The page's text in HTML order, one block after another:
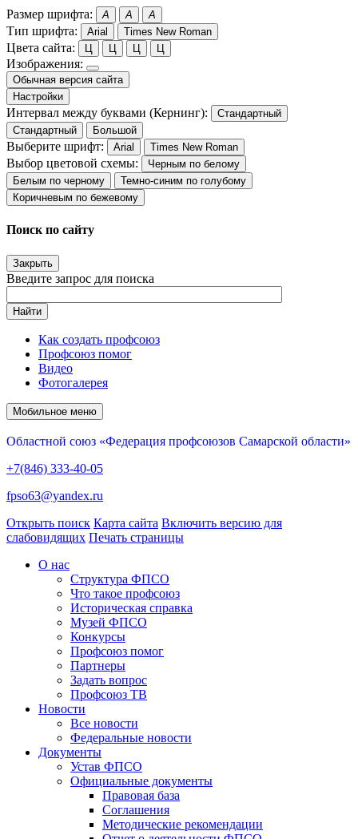
Размер шрифта: A A A
Тип шрифта: Arial Times New Roman
Цвета сайта: Ц Ц Ц Ц
Изображения:
Обычная версия сайта
Настройки
Интервал между буквами (Кернинг):
Стандартный
Стандартный
Большой
Выберите шрифт: Arial Times New Roman
Выбор цветовой схемы:
Черным по белому
Белым по черному
Темно-синим по голубому
Коричневым по бежевому
Поиск по сайту
Закрыть
Введите запрос для поиска
Найти
Как создать профсоюз
Профсоюз помог
Видео
Фотогалерея
Мобильное меню
Областной союз «Федерация профсоюзов Самарской области»
+7(846) 333-40-05
fpso63@yandex.ru
Открыть поиск Карта сайта Включить версию для
слабовидящих Печать страницы
О нас
Структура ФПСО
Что такое профсоюз
Историческая справка
Музей ФПСО
Конкурсы
Профсоюз помог
Партнеры
Задать вопрос
Профсоюз ТВ
Новости
Все новости
Федеральные новости
Документы
Устав ФПСО
Официальные документы
Правовая база
Соглашения
Методические рекомендации